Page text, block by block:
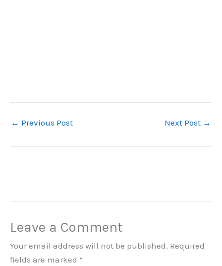
← Previous Post Next Post →
Leave a Comment
Your email address will not be published. Required
fields are marked *